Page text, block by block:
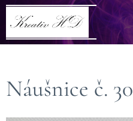
Náušnice č. 30